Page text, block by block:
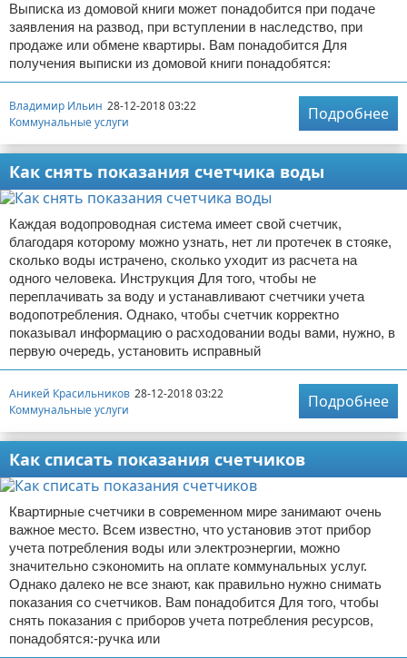
Выписка из домовой книги может понадобится при подаче
заявления на развод, при вступлении в наследство, при
продаже или обмене квартиры. Вам понадобится Для
получения выписки из домовой книги понадобятся:
Владимир Ильин 28-12-2018 03:22
Коммунальные услуги
Подробнее
Как снять показания счетчика воды
Каждая водопроводная система имеет свой счетчик,
благодаря которому можно узнать, нет ли протечек в стояке,
сколько воды истрачено, сколько уходит из расчета на
одного человека. Инструкция Для того, чтобы не
переплачивать за воду и устанавливают счетчики учета
водопотребления. Однако, чтобы счетчик корректно
показывал информацию о расходовании воды вами, нужно, в
первую очередь, установить исправный
Аникей Красильников 28-12-2018 03:22
Коммунальные услуги
Подробнее
Как списать показания счетчиков
Квартирные счетчики в современном мире занимают очень
важное место. Всем известно, что установив этот прибор
учета потребления воды или электроэнергии, можно
значительно сэкономить на оплате коммунальных услуг.
Однако далеко не все знают, как правильно нужно снимать
показания со счетчиков. Вам понадобится Для того, чтобы
снять показания с приборов учета потребления ресурсов,
понадобятся:-ручка или